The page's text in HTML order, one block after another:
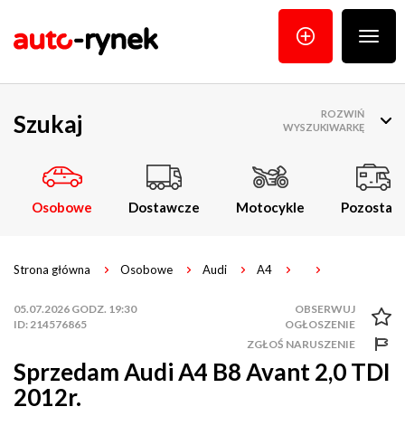
menu
Szukaj
Osobowe Dostawcze Motocykle Pozostałe
ROZWIŃ
WYSZUKIWARKĘ
Strona główna Osobowe Audi A4
05.07.2026 GODZ. 19:30
ID: 214576865
ZGŁOŚ NARUSZENIE
Sprzedam Audi A4 B8 Avant 2,0 TDI
2012r.